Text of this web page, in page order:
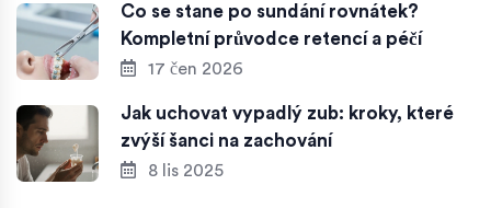
Co se stane po sundání rovnátek?
Kompletní průvodce retencí a péčí
17 čen 2026
Jak uchovat vypadlý zub: kroky, které
zvýší šanci na zachování
8 lis 2025